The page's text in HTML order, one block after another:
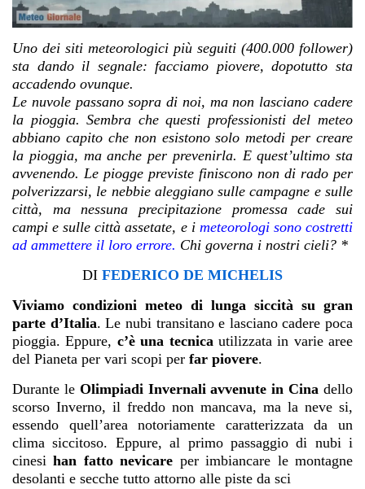
Uno dei siti meteorologici più seguiti (400.000 follower)
sta dando il segnale: facciamo piovere, dopotutto sta
accadendo ovunque.
Le nuvole passano sopra di noi, ma non lasciano cadere
la pioggia. Sembra che questi professionisti del meteo
abbiano capito che non esistono solo metodi per creare
la pioggia, ma anche per prevenirla. E quest’ultimo sta
avvenendo. Le piogge previste finiscono non di rado per
polverizzarsi, le nebbie aleggiano sulle campagne e sulle
città, ma nessuna precipitazione promessa cade sui
campi e sulle città assetate, e imeteorologi sono costretti
ad ammettere il loro errore. Chi governa i nostri cieli? *
DI FEDERICO DE MICHELIS
Viviamo condizioni meteo di lunga siccità su gran
parte d’Italia. Le nubi transitano e lasciano cadere poca
pioggia. Eppure, c’è una tecnicautilizzata in varie aree
del Pianeta per vari scopi per far piovere.
Durante le Olimpiadi Invernali avvenute in Cina dello
scorso Inverno, il freddo non mancava, ma la neve si,
essendo quell’area notoriamente caratterizzata da un
clima siccitoso. Eppure, al primo passaggio di nubi i
cinesihan fatto nevicare per imbiancare le montagne
desolanti e secche tutto attorno alle piste da sci